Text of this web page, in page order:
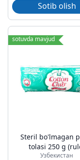
Sotib olish
sotuvda mavjud
Steril bo'lmagan
tolasi 250 g
Узбекистан